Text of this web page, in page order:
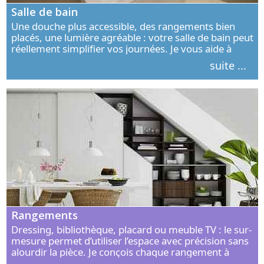
Salle de bain
Une douche plus accessible, des rangements bien
placés, une lumière agréable : votre salle de bain peut
réellement simplifier vos journées. Je vous aide à
concevoir un espace élégant, confortable et adapté à
suite ...
Rangements
Dressing, bibliothèque, placard ou meuble TV : le sur-
mesure permet d’utiliser l’espace avec précision sans
alourdir la pièce. Je conçois chaque rangement à